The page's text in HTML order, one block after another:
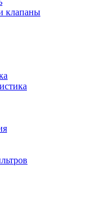
клапаны